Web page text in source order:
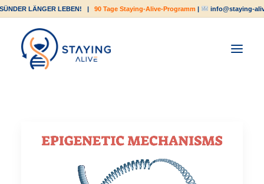
LÄNGER LEBEN! |90 Tage Staying-Alive-Programm | info@staying-